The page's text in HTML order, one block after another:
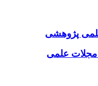
پژوهشی
مجلات علمی